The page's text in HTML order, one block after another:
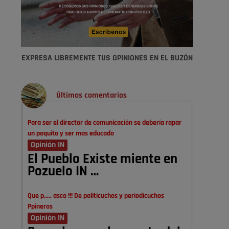
EXPRESA LIBREMENTE TUS OPINIONES EN EL BUZÓN
Últimos comentarios
Para ser el director de comunicación se debería rapar
un poquito y ser mas educado
Opinión IN
El Pueblo Existe miente en
Pozuelo IN …
Que p..... asco !!! De politicuchos y periodicuchos
Ppineros
Opinión IN